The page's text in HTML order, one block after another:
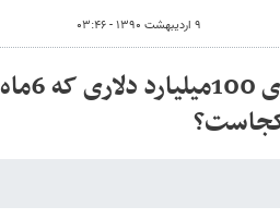
۹ اردیبهشت ۱۳۹۰ - ۰۳:۴۶
سایت
کجاست؟